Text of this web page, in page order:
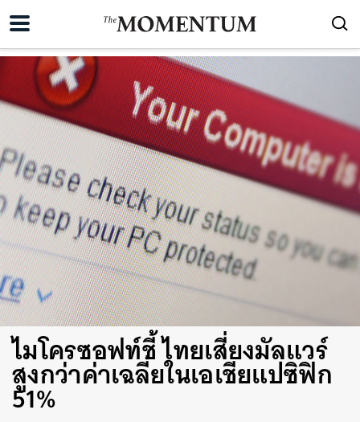
ไมโครซอฟท์ชี้ ไทยเสี่ยงมัลแวร์
สูงกว่าค่าเฉลี่ยในเอเชียแปซิฟิก
51%